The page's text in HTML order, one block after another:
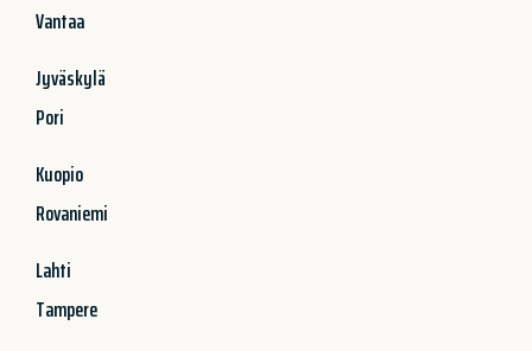
Vantaa
Jyväskylä
Pori
Kuopio
Rovaniemi
Lahti
Tampere